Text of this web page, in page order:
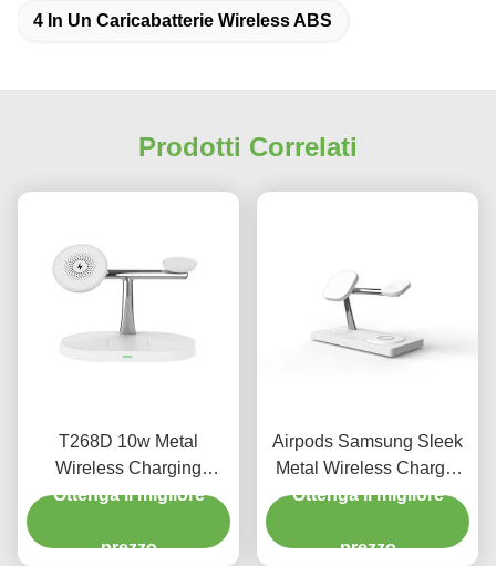
4 In Un Caricabatterie Wireless ABS
Prodotti Correlati
T268D 10w Metal
Wireless Charging
Magnetic Wireless
orologio
Ottenga il migliore
prezzo
Airpods Samsung Sleek
Metal Wireless Charger
Dual Wireless Charging
Ottenga il migliore
prezzo